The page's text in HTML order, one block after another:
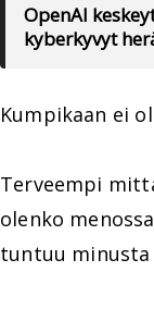
OpenAI
kyberkyvyt
Kumpikaan ei
Terveempi
olenko
tuntuu minusta